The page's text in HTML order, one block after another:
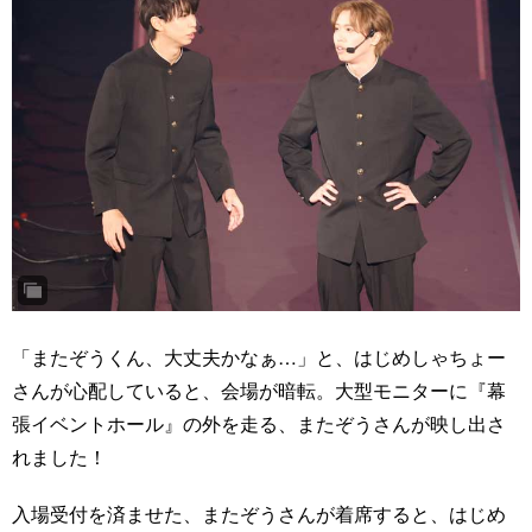
「またぞうくん、大丈夫かなぁ…」と、はじめしゃちょー
さんが心配していると、会場が暗転。大型モニターに『幕
張イベントホール』の外を走る、またぞうさんが映し出さ
れました！
入場受付を済ませた、またぞうさんが着席すると、はじめ